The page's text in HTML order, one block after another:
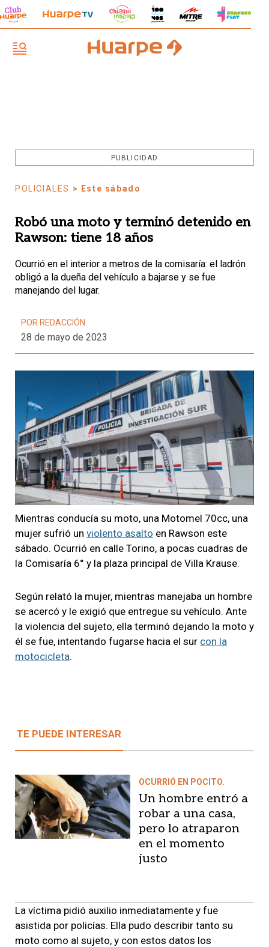
PUBLICIDAD
POLICIALES > Este sábado
Robó una moto y terminó detenido en
Rawson: tiene 18 años
Ocurrió en el interior a metros de la comisaría: el ladrón
obligó a la dueña del vehículo a bajarse y se fue
manejando del lugar.
POR REDACCIÓN
28 de mayo de 2023
Mientras conducía su moto, una Motomel 70cc, una
mujer sufrió un violento asalto en Rawson este
sábado. Ocurrió en calle Torino, a pocas cuadras de
la Comisaría 6° y la plaza principal de Villa Krause.
Según relató la mujer, mientras manejaba un hombre
se acercó y le exigió que entregue su vehículo. Ante
la violencia del sujeto, ella terminó dejando la moto y
él se fue, intentando fugarse hacia el sur con la
motocicleta.
TE PUEDE INTERESAR
OCURRIÓ EN POCITO.
Un hombre entró a
robar a una casa,
pero lo atraparon
en el momento
justo
La víctima pidió auxilio inmediatamente y fue
asistida por policías. Ella pudo describir tanto su
moto como al sujeto, y con estos datos los